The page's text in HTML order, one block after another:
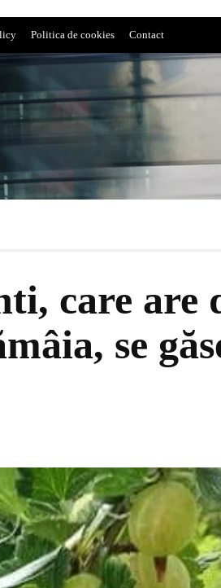
Politica de cookies Contact
care are
se